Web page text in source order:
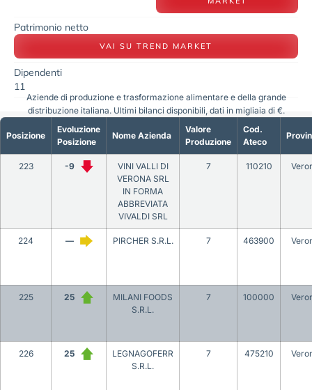
Patrimonio netto
VAI SU TREND MARKET
Dipendenti
11
Posizione
Evoluzione
Posizione
Nome Azienda
Valore
Produzione
Cod.
Ateco
223 -9
VINI VALLI DI
VERONA SRL
IN FORMA
ABBREVIATA
VIVALDI SRL
7 110210
224 — PIRCHER S.R.L. 7 463900
225 25
MILANI FOODS
S.R.L.
7 100000
226 25
LEGNAGOFERR
S.R.L.
7 475210
Aziende di produzione e trasformazione alimentare e della grande
distribuzione italiana. Ultimi bilanci disponibili, dati in migliaia di €.